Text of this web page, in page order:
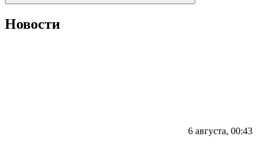
Новости
6 августа, 00:43